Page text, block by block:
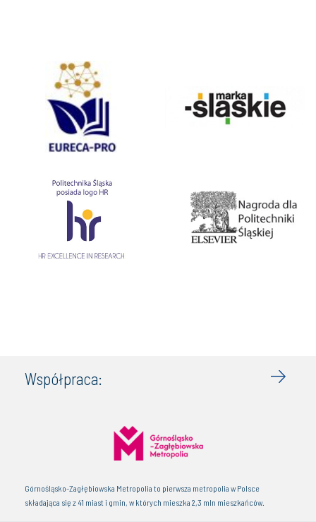
Współpraca:
Górnośląsko-Zagłębiowska Metropolia to pierwsza metropolia w Polsce
składająca się z 41 miast i gmin, w których mieszka 2,3 mln mieszkańców.